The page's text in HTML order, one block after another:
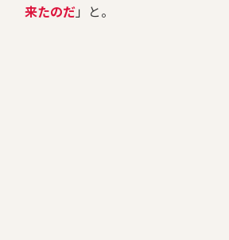
来たのだ」と。